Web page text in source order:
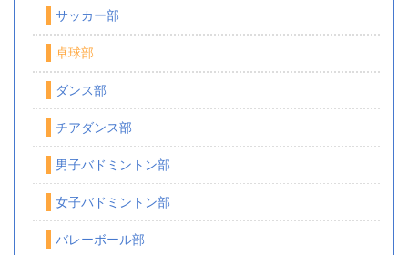
サッカー部
卓球部
ダンス部
チアダンス部
男子バドミントン部
女子バドミントン部
バレーボール部